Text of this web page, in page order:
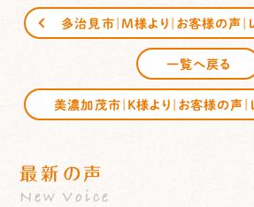
一覧へ戻る
最新の声
New Voice